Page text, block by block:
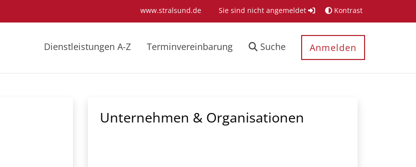
www.stralsund.de Sie sind nicht angemeldet Kontrast
Dienstleistungen A-Z Terminvereinbarung Suche Anmelden
Unternehmen & Organisationen